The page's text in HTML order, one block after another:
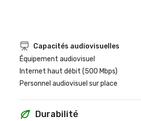
Capacités audiovisuelles
Équipement audiovisuel
Internet haut débit (500 Mbps)
Personnel audiovisuel sur place
Durabilité